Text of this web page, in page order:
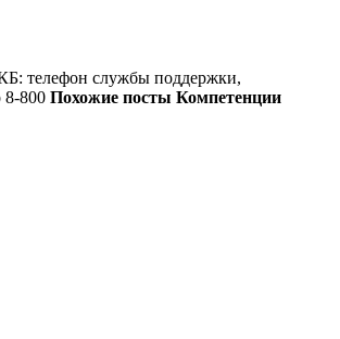
телефон службы поддержки,
8-800 Похожие посты Компетенции